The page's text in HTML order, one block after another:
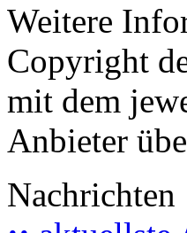
Weitere
Copyright
mit dem
Anbieter
Nachrichten